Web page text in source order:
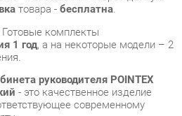
руководителя POINTEX
современному
вашим приобретением, и
отзыв об опыте его
сориентироваться нашим